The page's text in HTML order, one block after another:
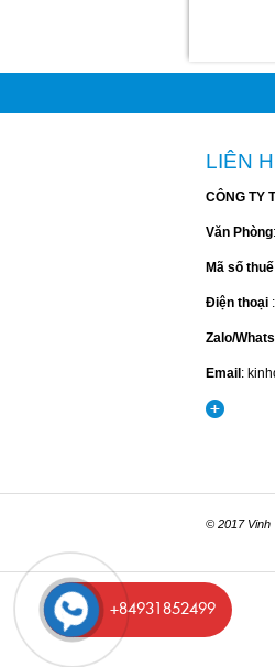
+84931852499
LIÊN
CÔNG TY
Văn Phòng
Mã số thuế
Điện thoại
Zalo/
Email:
© 2017 Vinh